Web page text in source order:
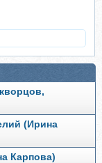
(Ирина
Карпова)